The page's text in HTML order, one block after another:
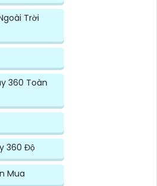
Trời
360 Toàn
360 Độ
Mua